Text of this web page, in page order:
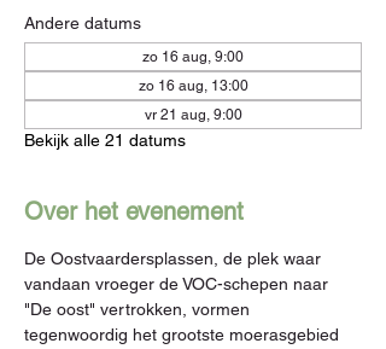
Andere datums
zo 16 aug, 9:00
zo 16 aug, 13:00
vr 21 aug, 9:00
Bekijk alle 21 datums
Over het evenement
De Oostvaardersplassen, de plek waar
vandaan vroeger de VOC-schepen naar
"De oost" vertrokken, vormen
tegenwoordig het grootste moerasgebied